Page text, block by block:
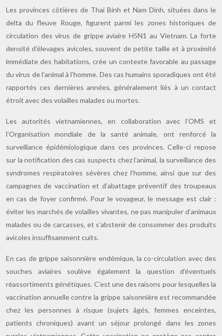
Les provinces côtières de Thai Binh et Nam Dinh, situées dans le
delta du fleuve Rouge, figurent parmi les zones historiques de
circulation des virus de grippe aviaire H5N1 au Vietnam. La forte
densité d’élevages avicoles, souvent de petite taille et à proximité
immédiate des habitations, crée un contexte favorable au passage
du virus de l’animal à l’homme. Des cas humains sporadiques ont été
rapportés ces dernières années, généralement liés à un contact
étroit avec des volailles malades ou mortes.
Les autorités vietnamiennes, en collaboration avec l’OMS et
l’Organisation mondiale de la santé animale, ont renforcé la
surveillance épidémiologique dans ces provinces. Celle-ci repose
sur la notification des cas suspects chez l’animal, la surveillance des
syndromes respiratoires sévères chez l’homme, ainsi que sur des
campagnes de vaccination et d’abattage préventif des troupeaux
en cas de foyer confirmé. Pour le voyageur, le message est clair :
éviter les marchés de volailles vivantes, ne pas manipuler d’animaux
malades ou de carcasses, et s’abstenir de consommer des produits
avicoles insuffisamment cuits.
En cas de grippe saisonnière endémique, la co-circulation avec des
souches aviaires soulève également la question d’éventuels
réassortiments génétiques. C’est une des raisons pour lesquelles la
vaccination annuelle contre la grippe saisonnière est recommandée
chez les personnes à risque (sujets âgés, femmes enceintes,
patients chroniques) avant un séjour prolongé dans les zones